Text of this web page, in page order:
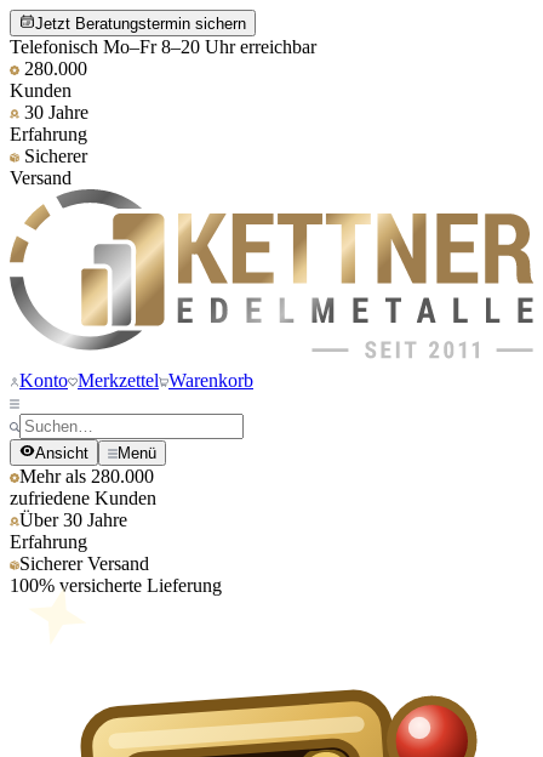
Jetzt Beratungstermin sichern
Telefonisch Mo–Fr 8–20 Uhr erreichbar
280.000
Kunden
30 Jahre
Erfahrung
Sicherer
Versand
Konto Merkzettel Warenkorb
Ansicht Menü
Mehr als 280.000
zufriedene Kunden
Über 30 Jahre
Erfahrung
Sicherer Versand
100% versicherte Lieferung